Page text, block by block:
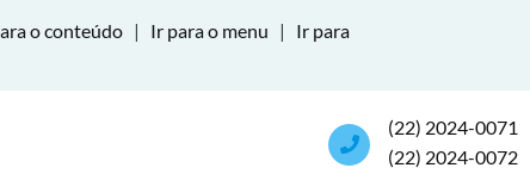
o conteúdo | Ir para o menu |
Ir para
(22) 2024-0071
(22) 2024-0072